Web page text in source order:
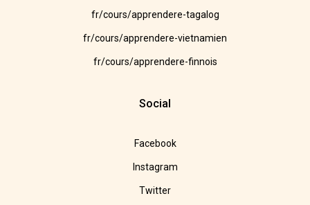
fr/cours/apprendere-tagalog
fr/cours/apprendere-vietnamien
fr/cours/apprendere-finnois
Social
Facebook
Instagram
Twitter